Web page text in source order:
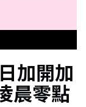
加開加
晨零點